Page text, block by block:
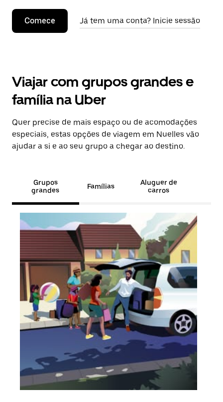
Comece Já tem uma conta? Inicie sessão
Viajar com grupos grandes e
família na Uber
Quer precise de mais espaço ou de acomodações
especiais, estas opções de viagem em Nuelles vão
ajudar a si e ao seu grupo a chegar ao destino.
Grupos
grandes
Famílias
Aluguer de
carros